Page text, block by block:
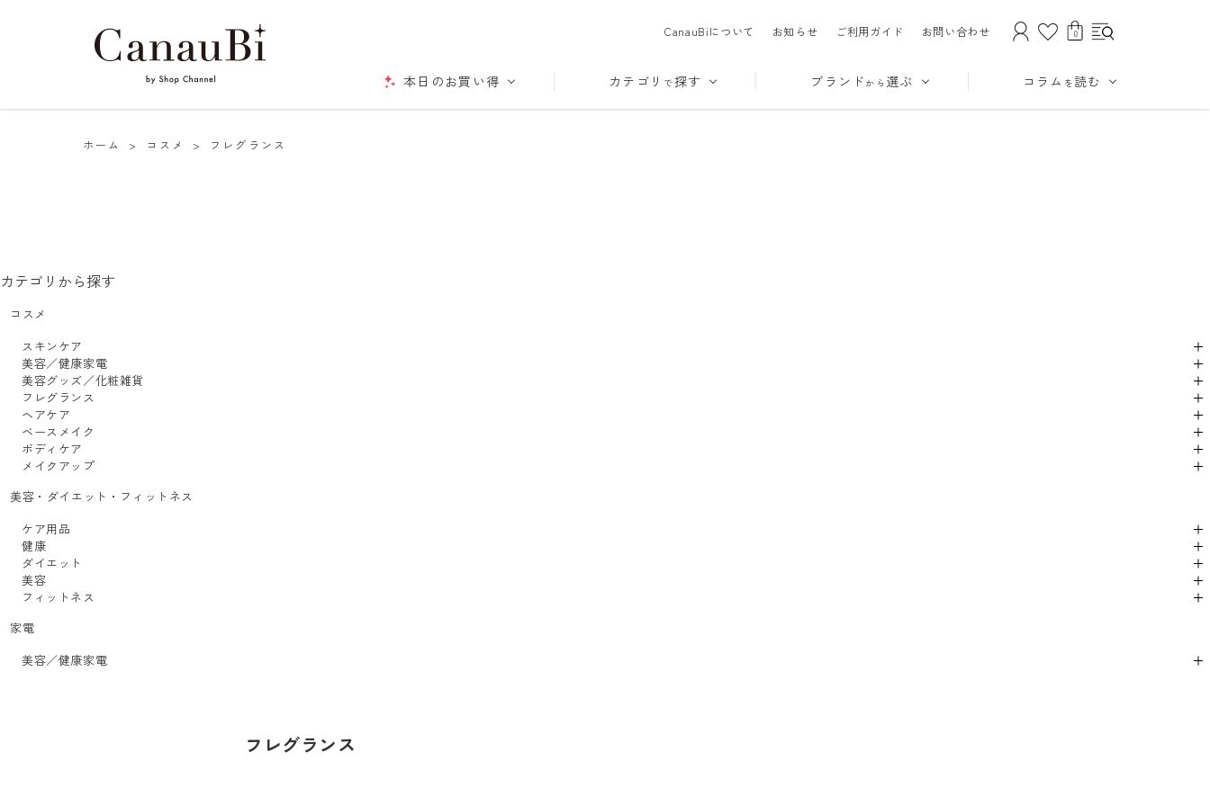
CanauBiについて お知らせ ご利用ガイド お問い合わせ 0
本日のお買い得 カテゴリ で探す ブランド から 選ぶ コラム を読む
ホーム > コスメ > フレグランス
カテゴリから探す
コスメ
スキンケア
美容／健康家電
美容グッズ／化粧雑貨
フレグランス
ヘアケア
ベースメイク
ボディケア
メイクアップ
美容・ダイエット・フィットネス
ケア用品
健康
ダイエット
美容
フィットネス
家電
美容／健康家電
フレグランス